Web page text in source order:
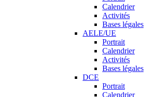
Calendrier
Activités
Bases légales
AELE/UE
Portrait
Calendrier
Activités
Bases légales
DCE
Portrait
Calendrier